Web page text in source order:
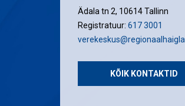
Ädala tn 2, 10614 Tallinn
Registratuur: 617 3001
KÕIK KONTAKTID